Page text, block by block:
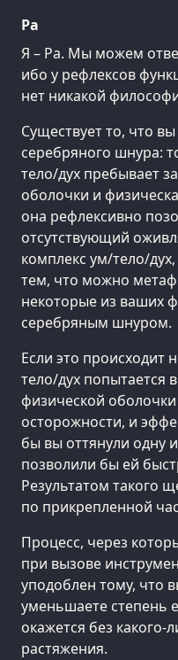
Ра
Я – Ра. Мы можем
ибо у рефлексов
нет никакой
Существует то, что
серебряного шнура:
тело/дух пребывает
оболочки и
она рефлексивно
отсутствующий
комплекс ум/тело/
тем, что можно
некоторые из ваших
серебряным шнуром.
Если это происходит
тело/дух попытается
физической
осторожности, и
бы вы оттянули одну
позволили бы ей
Результатом такого
по прикрепленной
Процесс, через
при вызове
уподоблен тому, что
уменьшаете степень
окажется без какого-
растяжения.